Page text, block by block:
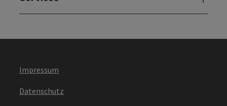
Impressum
Datenschutz